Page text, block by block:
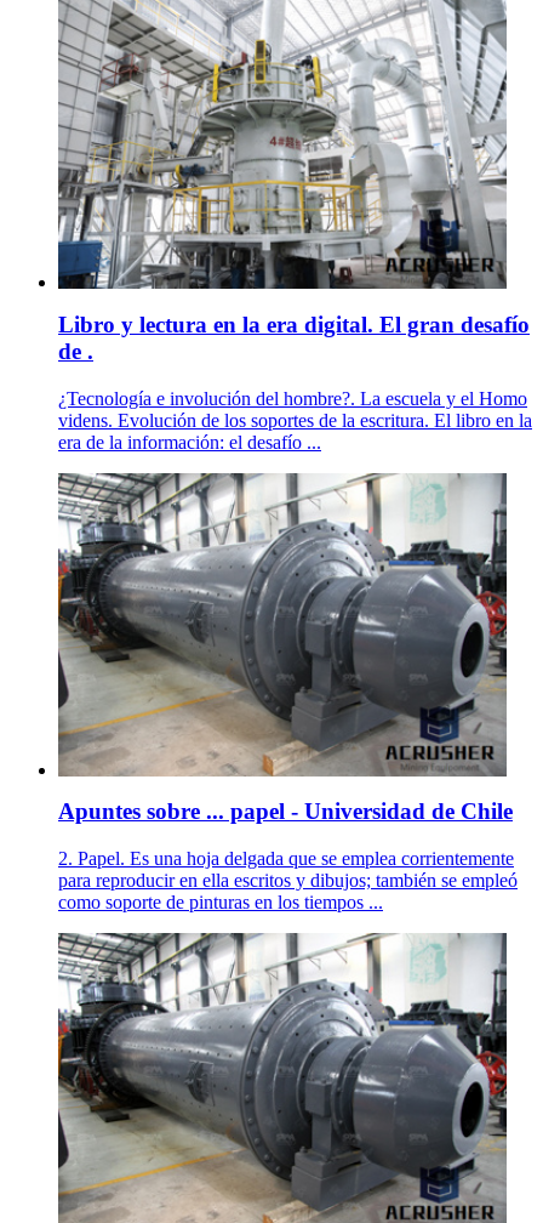
Libro y lectura en la era digital. El gran desafío
de .
¿Tecnología e involución del hombre?. La escuela y el Homo
videns. Evolución de los soportes de la escritura. El libro en la
era de la información: el desafío ...
Apuntes sobre ... papel - Universidad de Chile
2. Papel. Es una hoja delgada que se emplea corrientemente
para reproducir en ella escritos y dibujos; también se empleó
como soporte de pinturas en los tiempos ...